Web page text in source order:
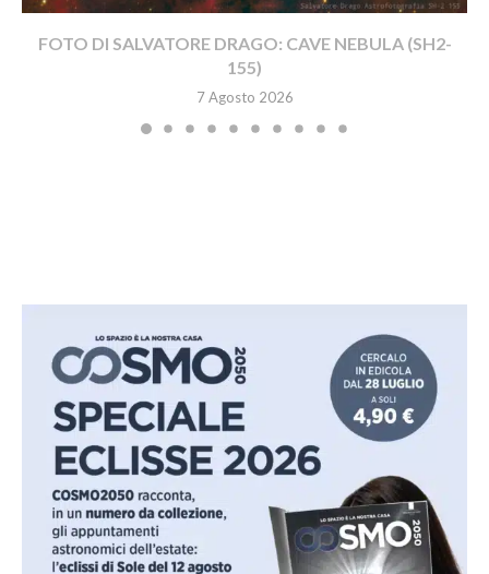
FOTO DI SALVATORE DRAGO: CAVE NEBULA (SH2-
155)
7 Agosto 2026